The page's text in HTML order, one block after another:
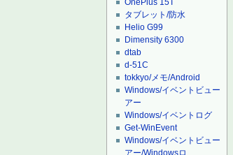
OnePlus 15T
タブレット/防水
Helio G99
Dimensity 6300
dtab
d-51C
tokkyo/メモ/Android
Windows/イベントビュー
アー
Windows/イベントログ
Get-WinEvent
Windows/イベントビュー